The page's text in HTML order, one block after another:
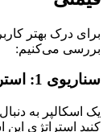
برای درک بهتر
بررسی می‌کنیم:
سناریوی 1: استراتژی اسکالپینگ (Scalping Strategy)
یک اسکالپر به
کنید استراتژی